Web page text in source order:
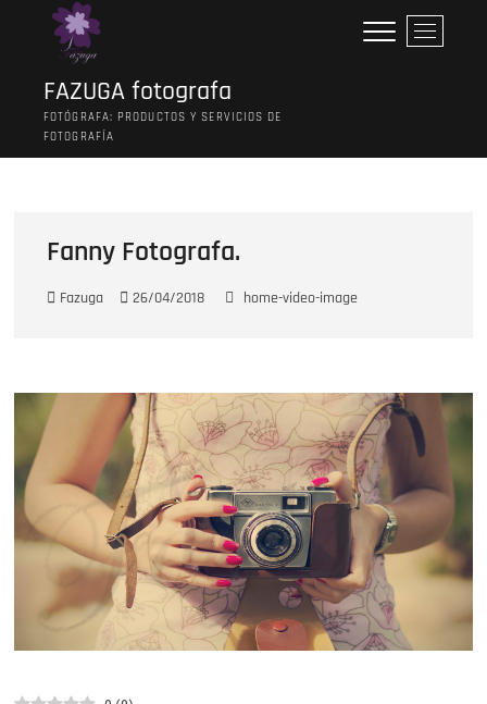
FAZUGA fotografa
FOTÓGRAFA: PRODUCTOS Y SERVICIOS DE
FOTOGRAFÍA
B
o
Fanny Fotografa.
Fazuga 26/04/2018 home-video-image